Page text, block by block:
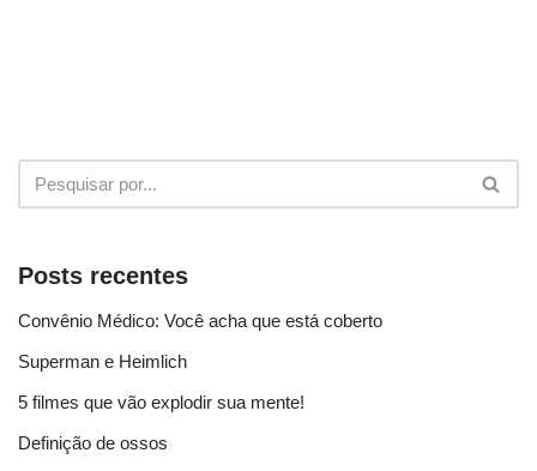
Posts recentes
Convênio Médico: Você acha que está coberto
Superman e Heimlich
5 filmes que vão explodir sua mente!
Definição de ossos